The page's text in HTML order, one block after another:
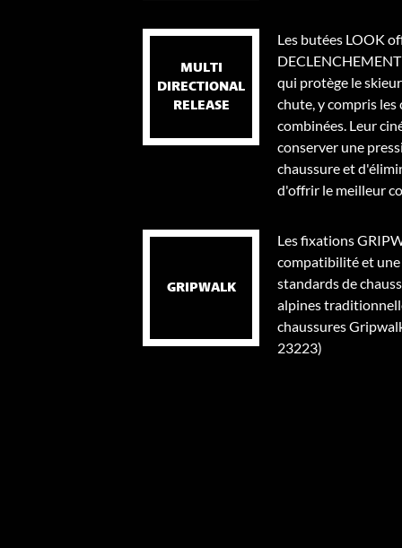
MULTI
DIRECTIONAL
RELEASE
Les butées LOOK
qui protège le
chute, y compris
combinées. Leur
conserver une
chaussure et
d'offrir le meilleur
GRIPWALK
Les fixations
compatibilité et
standards de
alpines
chaussures
23223)